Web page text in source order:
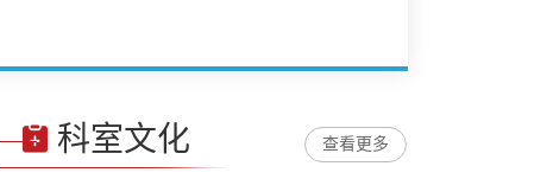
科室文化 查看更多